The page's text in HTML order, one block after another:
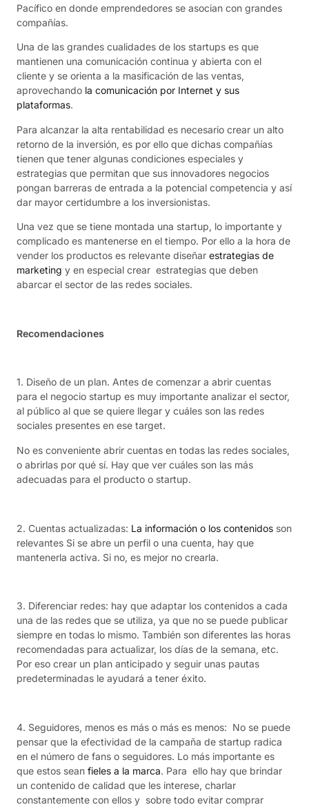
Pacífico en donde emprendedores se asocian con grandes
compañías.
Una de las grandes cualidades de los startups es que
mantienen una comunicación continua y abierta con el
cliente y se orienta a la masificación de las ventas,
aprovechando la comunicación por Internet y sus
plataformas.
Para alcanzar la alta rentabilidad es necesario crear un alto
retorno de la inversión, es por ello que dichas compañías
tienen que tener algunas condiciones especiales y
estrategias que permitan que sus innovadores negocios
pongan barreras de entrada a la potencial competencia y así
dar mayor certidumbre a los inversionistas.
Una vez que se tiene montada una startup, lo importante y
complicado es mantenerse en el tiempo. Por ello a la hora de
vender los productos es relevante diseñar estrategias de
marketing y en especial crear estrategias que deben
abarcar el sector de las redes sociales.
Recomendaciones
1. Diseño de un plan. Antes de comenzar a abrir cuentas
para el negocio startup es muy importante analizar el sector,
al público al que se quiere llegar y cuáles son las redes
sociales presentes en ese target.
No es conveniente abrir cuentas en todas las redes sociales,
o abrirlas por qué sí. Hay que ver cuáles son las más
adecuadas para el producto o startup.
2. Cuentas actualizadas: La información o los contenidos son
relevantes Si se abre un perfil o una cuenta, hay que
mantenerla activa. Si no, es mejor no crearla.
3. Diferenciar redes: hay que adaptar los contenidos a cada
una de las redes que se utiliza, ya que no se puede publicar
siempre en todas lo mismo. También son diferentes las horas
recomendadas para actualizar, los días de la semana, etc.
Por eso crear un plan anticipado y seguir unas pautas
predeterminadas le ayudará a tener éxito.
4. Seguidores, menos es más o más es menos: No se puede
pensar que la efectividad de la campaña de startup radica
en el número de fans o seguidores. Lo más importante es
que estos sean fieles a la marca. Para ello hay que brindar
un contenido de calidad que les interese, charlar
constantemente con ellos y sobre todo evitar comprar